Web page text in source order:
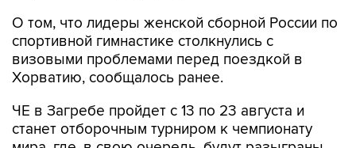
О том, что лидеры женской сборной России по
спортивной гимнастике столкнулись с
визовыми проблемами перед поездкой в
Хорватию, сообщалось ранее.
ЧЕ в Загребе пройдет с 13 по 23 августа и
станет отборочным турниром к чемпионату